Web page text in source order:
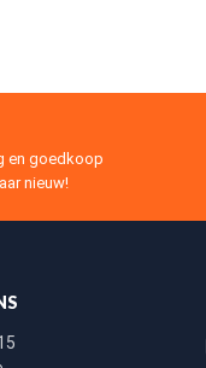
en goedkoop
nieuw!